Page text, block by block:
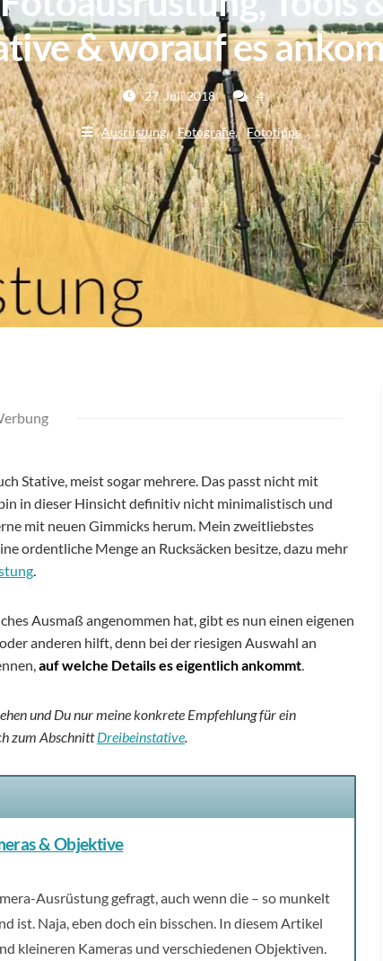
& worauf es
27. Juli 2018 4
Ausrüstung Fotografie Fototipps
Stative, meist sogar mehrere. Das passt nicht mit
in dieser Hinsicht definitiv nicht minimalistisch und
mit neuen Gimmicks herum. Mein zweitliebstes
ordentliche Menge an Rucksäcken besitze, dazu mehr
.
Ausmaß angenommen hat, gibt es nun einen eigenen
anderen hilft, denn bei der riesigen Auswahl an
auf welche Details es eigentlich ankommt.
und Du nur meine konkrete Empfehlung für ein
zum AbschnittDreibeinstative.
& Objektive
Ausrüstung gefragt, auch wenn die – so munkelt
ist. Naja, eben doch ein bisschen. In diesem Artikel
kleineren Kameras und verschiedenen Objektiven.